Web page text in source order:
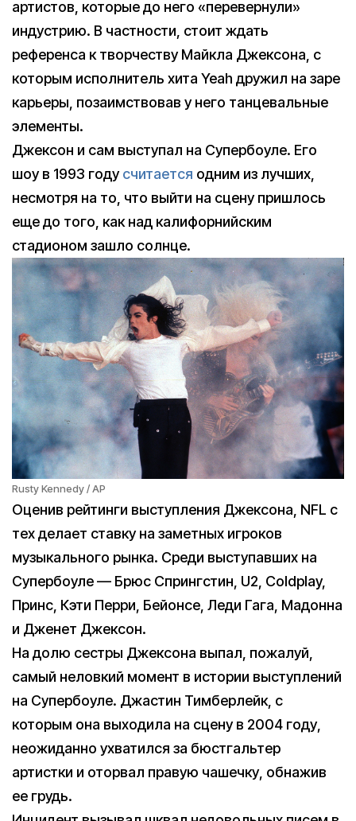
артистов, которые до него «перевернули»
индустрию. В частности, стоит ждать
референса к творчеству Майкла Джексона, с
которым исполнитель хита Yeah дружил на заре
карьеры, позаимствовав у него танцевальные
элементы.
Джексон и сам выступал на Супербоуле. Его
шоу в 1993 годусчитается одним из лучших,
несмотря на то, что выйти на сцену пришлось
еще до того, как над калифорнийским
стадионом зашло солнце.
Rusty Kennedy / AP
Оценив рейтинги выступления Джексона, NFL с
тех делает ставку на заметных игроков
музыкального рынка. Среди выступавших на
Супербоуле — Брюс Спрингстин, U2, Coldplay,
Принс, Кэти Перри, Бейонсе, Леди Гага, Мадонна
и Дженет Джексон.
На долю сестры Джексона выпал, пожалуй,
самый неловкий момент в истории выступлений
на Супербоуле. Джастин Тимберлейк, с
которым она выходила на сцену в 2004 году,
неожиданно ухватился за бюстгальтер
артистки и оторвал правую чашечку, обнажив
ее грудь.